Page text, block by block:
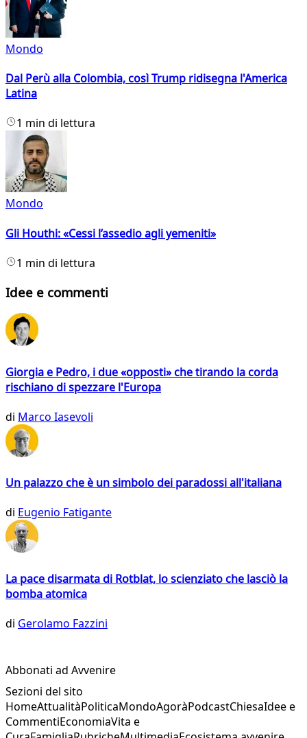
Mondo
Dal Perù alla Colombia, così Trump ridisegna l'America
Latina
1 min di lettura
Mondo
Gli Houthi: «Cessi l’assedio agli yemeniti»
1 min di lettura
Idee e commenti
Giorgia e Pedro, i due «opposti» che tirando la corda
rischiano di spezzare l'Europa
di Marco Iasevoli
Un palazzo che è un simbolo dei paradossi all'italiana
di Eugenio Fatigante
La pace disarmata di Rotblat, lo scienziato che lasciò la
bomba atomica
di Gerolamo Fazzini
Abbonati ad Avvenire
Sezioni del sito
HomeAttualitàPoliticaMondoAgoràPodcastChiesaIdee e
CommentiEconomiaVita e